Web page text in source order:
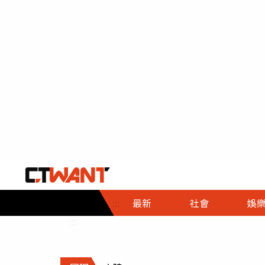
::: 最新 社會
社會首頁
時事
調查
娛樂
娛樂首頁
即時
財經首頁
熱線
政